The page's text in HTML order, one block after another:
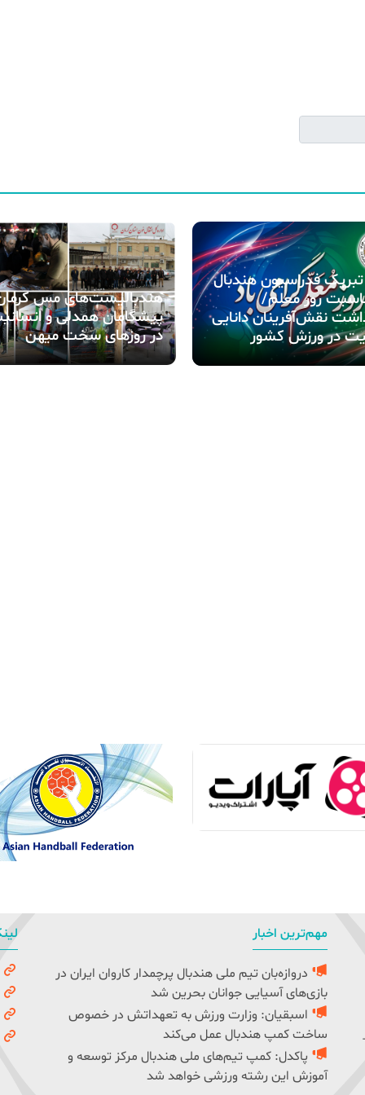
تبریک فدراسیون هندبال
روز معلم/
نقش‌آفرینان دانایی
در ورزش کشور
هندبالیست‌های مس
پیشگامان همدلی و
در روزهای سخت میهن
مهم‌ترین اخبار
دروازه‌بان تیم ملی هندبال پرچمدار کاروان ایران در
بازی‌های آسیایی جوانان بحرین شد
اسبقیان: وزارت ورزش به تعهداتش در خصوص
ساخت کمپ هندبال عمل می‌کند
پاکدل: کمپ تیم‌های ملی هندبال مرکز توسعه و
آموزش این رشته ورزشی خواهد شد